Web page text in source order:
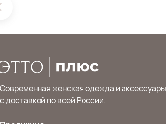
Современная женская одежда и аксессуары
с доставкой по всей России.